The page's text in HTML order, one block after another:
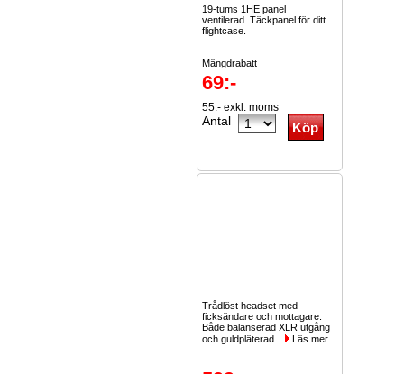
19-tums 1HE panel
ventilerad. Täckpanel för ditt
flightcase.
Mängdrabatt
5st... Läs mer
69:-
55:- exkl. moms
Antal
Trådlöst headset med
ficksändare och mottagare.
Både balanserad XLR utgång
och guldpläterad...
Läs mer